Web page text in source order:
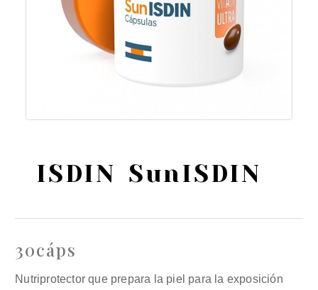
ISDIN SunISDIN
30cáps
Nutriprotector que prepara la piel para la exposición